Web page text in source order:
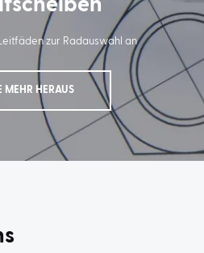
zur Radauswahl an
MEHR HERAUS